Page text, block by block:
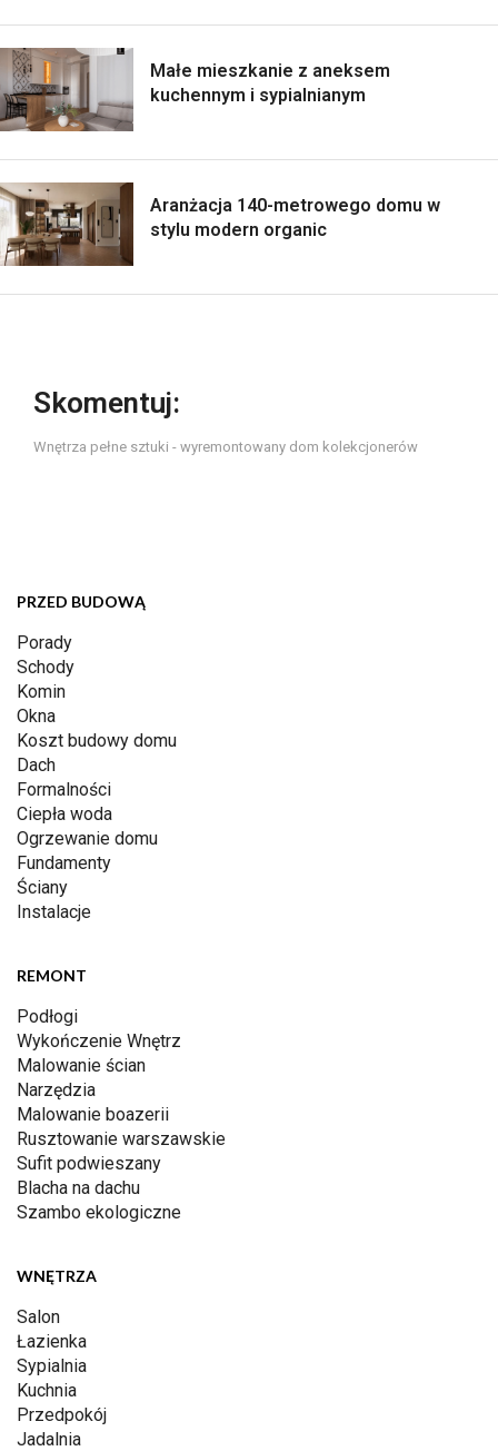
Małe mieszkanie z aneksem
kuchennym i sypialnianym
Aranżacja 140-metrowego domu w
stylu modern organic
Skomentuj:
Wnętrza pełne sztuki - wyremontowany dom kolekcjonerów
PRZED BUDOWĄ
Porady
Schody
Komin
Okna
Koszt budowy domu
Dach
Formalności
Ciepła woda
Ogrzewanie domu
Fundamenty
Ściany
Instalacje
REMONT
Podłogi
Wykończenie Wnętrz
Malowanie ścian
Narzędzia
Malowanie boazerii
Rusztowanie warszawskie
Sufit podwieszany
Blacha na dachu
Szambo ekologiczne
WNĘTRZA
Salon
Łazienka
Sypialnia
Kuchnia
Przedpokój
Jadalnia